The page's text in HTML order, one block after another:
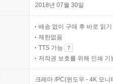
2018년 07월 30일
배송 없이 구매 후 바로 읽기
제한없음
TTS 가능
저작권 보호를 위해 인쇄 기
크레마 /PC(윈도우 - 4K 모